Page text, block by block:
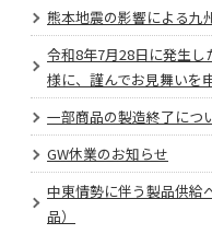
熊本地震の影響による九
令和8年7月28日に発生
様に、謹んでお見舞いを
一部商品の製造終了につ
GW休業のお知らせ
中東情勢に伴う製品供給
品）